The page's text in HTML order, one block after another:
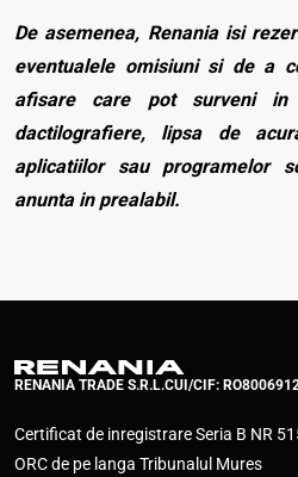
De asemenea, Renania isi
eventualele omisiuni si de a
afisare care pot surveni
dactilografiere, lipsa de
aplicatiilor sau programelor
anunta in prealabil.
RENANIA TRADE S.R.L.CUI/CIF:
Certificat de inregistrare Seria B NR
ORC de pe langa Tribunalul Mures